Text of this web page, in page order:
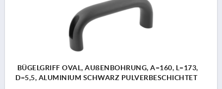
BÜGELGRIFF OVAL, AUßENBOHRUNG, A=160, L=173,
D=5,5, ALUMINIUM SCHWARZ PULVERBESCHICHTET